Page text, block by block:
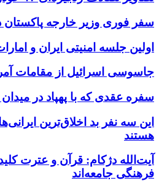
سفر فوری وزیر خارجه پاکستان
اولین جلسه امنیتی ایران و
جاسوسی اسرائیل از مقامات
سفره عقدی که با پهپاد در میدان
هستند
آیت‌الله دژکام: قرآن و عترت
فرهنگی جامعه‌اند